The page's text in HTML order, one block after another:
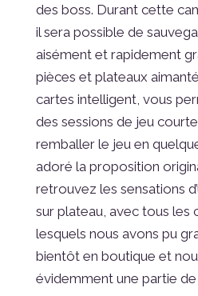
des boss. Durant cette
il sera possible de
aisément et rapidement
pièces et plateaux
cartes intelligent, vous
des sessions de jeu
remballer le jeu en
adoré la proposition
retrouvez les sensations
sur plateau, avec tous les
lesquels nous avons pu
bientôt en boutique et
évidemment une partie